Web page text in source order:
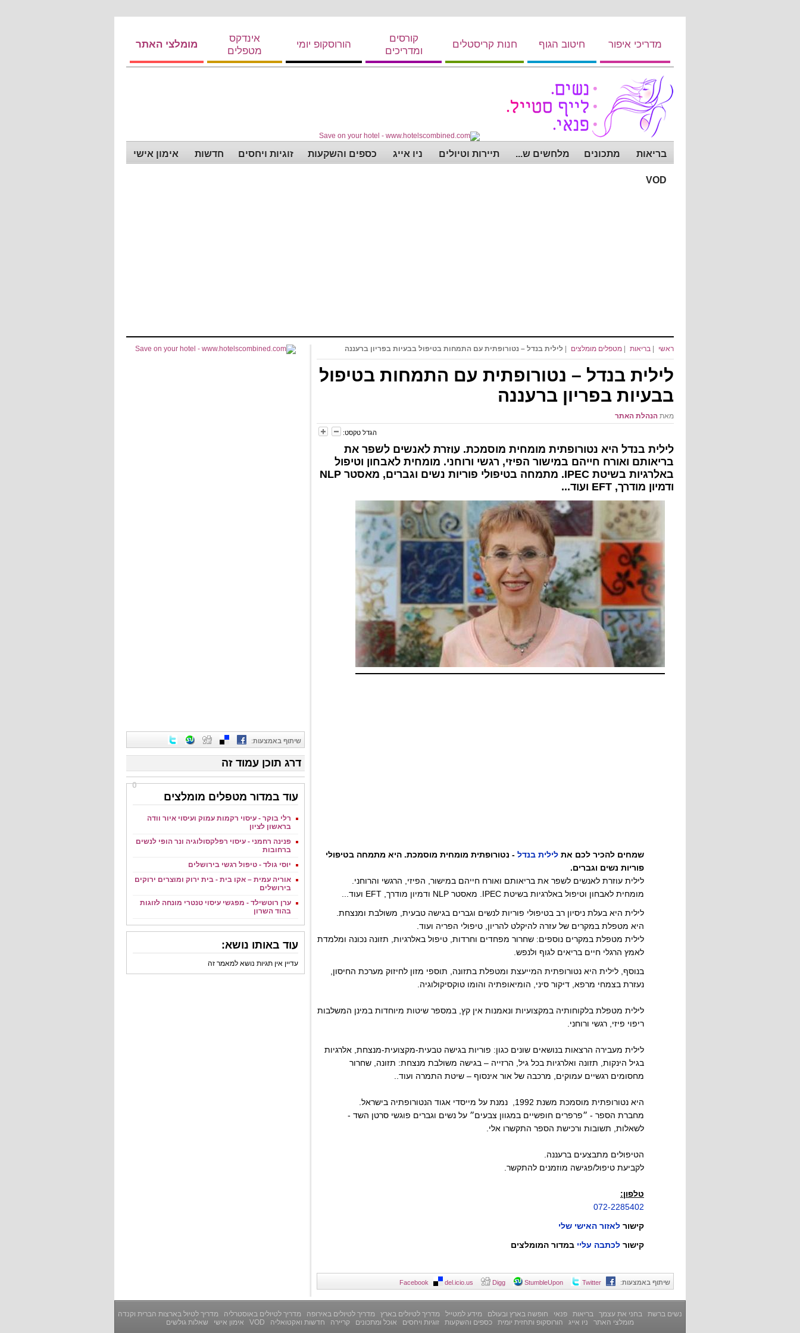
מדריכי איפור חיטוב הגוף חנות קריסטלים
קורסים
ומדריכים
הורוסקופ יומי
אינדקס
מטפלים
מומלצי האתר
בריאות מתכונים מלחשים ש... תיירות וטיולים ניו אייג כספים והשקעות זוגיות ויחסים חדשות אימון אישי
VOD
ראשי בריאות מטפלים מומלצים לילית בנדל – נטורופתית עם התמחות בטיפול בבעיות בפריון ברעננה
לילית בנדל – נטורופתית עם התמחות בטיפול
בבעיות בפריון ברעננה
מאת הנהלת האתר
הגדל טקסט:
לילית בנדל היא נטורופתית מומחית מוסמכת. עוזרת לאנשים לשפר את
בריאותם ואורח חייהם במישור הפיזי, רגשי ורוחני. מומחית לאבחון וטיפול
באלרגיות בשיטת IPEC. מתמחה בטיפולי פוריות נשים וגברים, מאסטר NLP
ודמיון מודרך, EFT ועוד...
שמחים להכיר לכם את לילית בנדל - נטורופתית מומחית מוסמכת. היא מתמחה בטיפולי
פוריות נשים וגברים.
לילית עוזרת לאנשים לשפר את בריאותם ואורח חייהם במישור, הפיזי, הרגשי והרוחני.
מומחית לאבחון וטיפול באלרגיות בשיטת IPEC. מאסטר NLP ודמיון מודרך, EFT ועוד...
לילית היא בעלת ניסיון רב בטיפולי פוריות לנשים וגברים בגישה טבעית, משולבת ומנצחת.
היא מטפלת במקרים של עזרה להיקלט להריון, טיפולי הפריה ועוד.
לילית מטפלת במקרים נוספים: שחרור מפחדים וחרדות, טיפול באלרגיות, תזונה נכונה ומלמדת
לאמץ הרגלי חיים בריאים לגוף ולנפש.
בנוסף, לילית היא נטורופתית המייעצת ומטפלת בתזונה, תוספי מזון לחיזוק מערכת החיסון,
נעזרת בצמחי מרפא, דיקור סיני, הומיאופתיה והומו טוקסיקולוגיה.
לילית מטפלת בלקוחותיה במקצועיות ונאמנות אין קץ, במספר שיטות מיוחדות במינן המשלבות
ריפוי פיזי, רגשי ורוחני.
לילית מעבירה הרצאות בנושאים שונים כגון: פוריות בגישה טבעית-מקצועית-מנצחת, אלרגיות
בגיל הינקות, תזונה ואלרגיות בכל גיל, הרזייה – בגישה משולבת מנצחת: תזונה, שחרור
מחסומים רגשיים עמוקים, מרכבה של אור אינסוף – שיטת התמרה ועוד..
היא נטורופתית מוסמכת משנת 1992, נמנת על מייסדי אגוד הנטורופתיה בישראל.
מחברת הספר - ״פרפרים חופשיים במגוון צבעים״ על נשים וגברים פוגשי סרטן השד -
לשאלות, תשובות ורכישת הספר התקשרו אלי.
הטיפולים מתבצעים ברעננה.
לקביעת טיפול/פגישה מוזמנים להתקשר.
טלפון:
072-2285402
קישור לאזור האישי שלי
קישור לכתבה עליי במדור המומלצים
שיתוף באמצעות:
Facebook del.icio.us Digg StumbleUpon Twitter
שיתוף באמצעות:
דרג תוכן עמוד זה
0
עוד במדור מטפלים מומלצים
רלי בוקר - עיסוי רקמות עמוק ועיסוי איור וודה
בראשון לציון
פנינה רחמני - עיסוי רפלקסולוגיה ונר הופי לנשים
ברחובות
יוסי גולד - טיפול רגשי בירושלים
אוריה עמית – אקו בית - בית ירוק ומוצרים ירוקים
בירושלים
ערן רוטשילד - מפגשי עיסוי טנטרי מונחה לזוגות
בהוד השרון
עוד באותו נושא:
עדיין אין תגיות נושא למאמר זה
נשים ברשת בחני את עצמך בריאות פנאי חופשה בארץ ובעולם מידע למטייל מדריך לטיולים בארץ מדריך לטיולים באירופה מדריך לטיולים באוסטרליה
מדריך לטיול בארצות הברית וקנדה
מומלצי האתר
ניו אייג הורוסקופ ותחזית יומית כספים והשקעות זוגיות ויחסים אוכל ומתכונים קריירה חדשות ואקטואליה VOD אימון אישי שאלות גולשים